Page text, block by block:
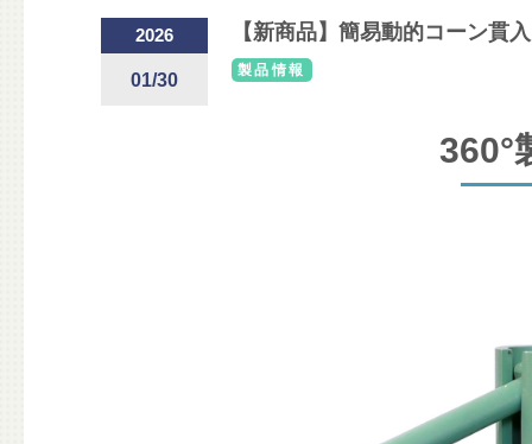
2026
01/30
【新商品】簡易動的コーン貫
製品情報
360°